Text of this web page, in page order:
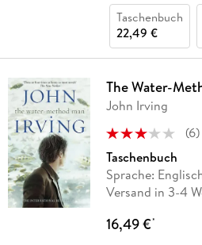
Taschenbuch
22,49 €
The Water-
John Irving
(6)
Taschenbuch
Sprache:
Versand in 3-4
16,49 €*